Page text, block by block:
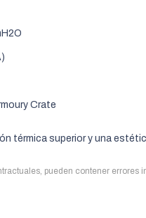
Crate
térmica superior y una
pueden contener